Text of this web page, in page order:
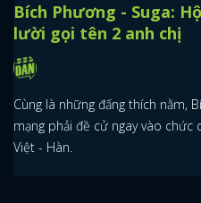
Bích Phương - Suga:
lười gọi tên 2 anh chị
Cùng là những đấng thích nằm,
mạng phải đề cử ngay vào
Việt - Hàn.